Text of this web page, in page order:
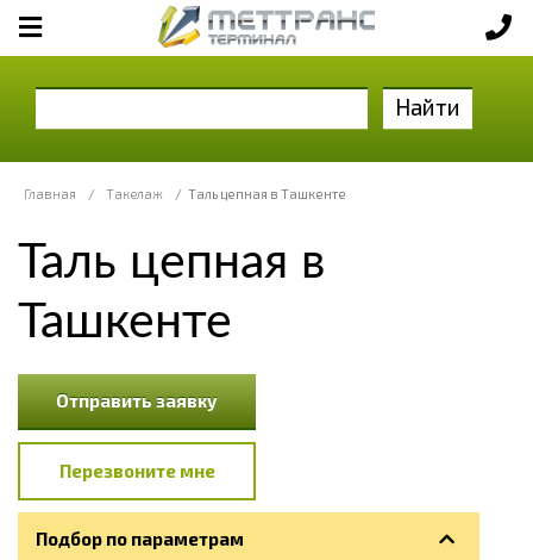
Найти
Главная / Такелаж / Таль цепная в Ташкенте
Таль цепная в
Ташкенте
Отправить заявку
Перезвоните мне
Подбор по параметрам